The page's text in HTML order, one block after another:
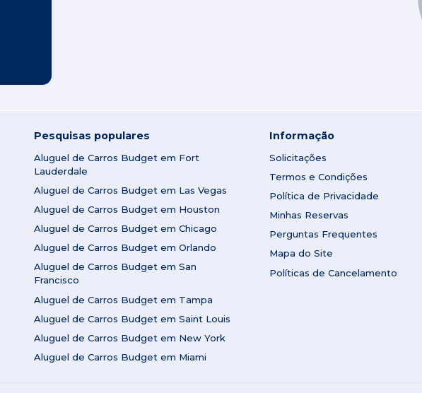
Pesquisas populares
Aluguel de Carros Budget em Fort
Lauderdale
Aluguel de Carros Budget em Las Vegas
Aluguel de Carros Budget em Houston
Aluguel de Carros Budget em Chicago
Aluguel de Carros Budget em Orlando
Aluguel de Carros Budget em San
Francisco
Aluguel de Carros Budget em Tampa
Aluguel de Carros Budget em Saint Louis
Aluguel de Carros Budget em New York
Aluguel de Carros Budget em Miami
Informação
Solicitações
Termos e Condições
Política de Privacidade
Minhas Reservas
Perguntas Frequentes
Mapa do Site
Políticas de Cancelamento